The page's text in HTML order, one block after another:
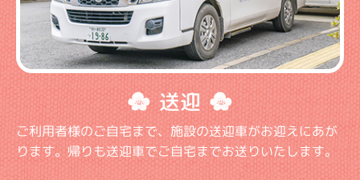
送迎
ご利用者様のご自宅まで、施設の送迎車がお迎えにあが
ります。帰りも送迎車でご自宅までお送りいたします。